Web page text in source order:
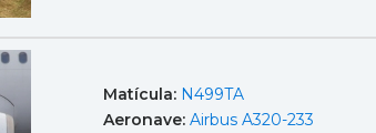
Matícula: N499TA
Aeronave: Airbus A320-233